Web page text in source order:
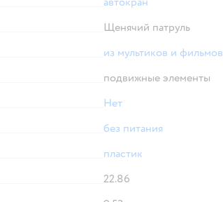
Щенячий патруль
из мультиков и фильмов
подвижные элементы
Нет
без питания
пластик
22.86